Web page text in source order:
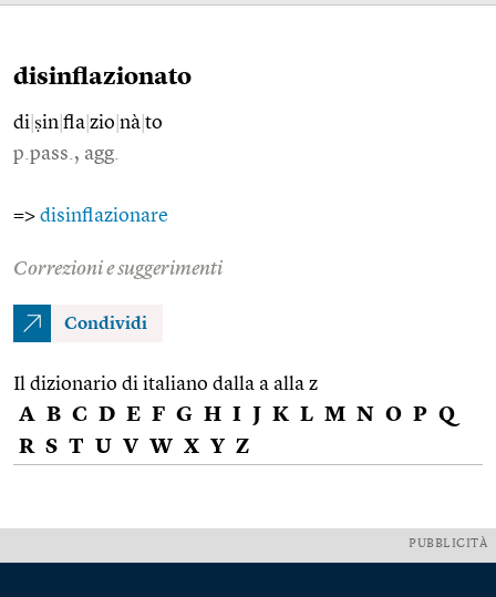
disinflazionato
di ṣin fla zio nà to
p.pass., agg.
=> disinflazionare
Correzioni e suggerimenti
Condividi
Il dizionario di italiano dalla a alla z
A B C D E F G H I J K L M N O P Q
R S T U V W X Y Z
PUBBLICITÀ